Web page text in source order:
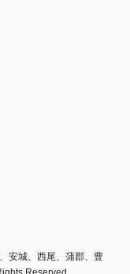
安城、西尾、蒲郡、豊